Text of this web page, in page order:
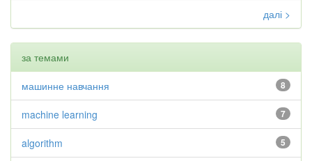
далі >
за темами
8
машинне навчання
7
machine learning
5
algorithm